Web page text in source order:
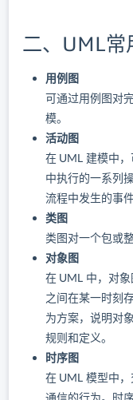
二、UML
用例图
可通过用例图对
模。
活动图
在 UML 建模中
中执行的一系列
流程中发生的事件
类图
类图对一个包或
对象图
在 UML 中，对
之间在某一时刻
为方案，说明对
规则和定义。
时序图
在 UML 模型中
通信的行为。时